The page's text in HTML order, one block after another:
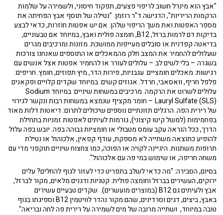
"אבץ הוא מינרל חשוב לריפוי פצעים, תפקוד חיסוני, ולשמירה על שלמות
הרקמות הריריות", הדגישה ד"ר רוזמן. "נטילה של תוסף אבץ הפחיתה את
מספר האפטות ואת משך הריפוי שלהן. אם יש אפטות חוזרות, כדאי לבצע
בדיקות דם לרמות ברזל, B12, חומצה פולית ואבץ, במיוחד אם טבעוניים,
בדיאטה קפדנית או סובלים מעייפות ממושכת. מזונות ומרכיבים מגרים
שעלולים להחמיר את המצב חלק מהמאכלים או התוספים שאנחנו צורכות
בשגרה – בלי לשים לב – עלולים לעורר או להחמיר אפטות אצל אנשים עם
רגישות: מאכלים חומציים: עגבניות, פירות הדר, מיץ תפוזים, חומץ. חריפים:
פלפל חריף, וואסאבי, חרדל. אגוזים קשים: במיוחד שקדים קלויים ופקאנים
עלולים לשרוט את הרקמה. מרכיבים במשחות שיניים: במיוחד Sodium
Lauryl Sulfate (SLS) – חומר מקציף שנמצא במשחות רבות ונקשר לגירוי
של רירית הפה. הרגלים תזונתיים נוספים שיכולים לתרום: דיאטות דלות מאוד
בפחמימות (למשל קיטו קיצוני), גורמות לעיתים לאפטות זמניות בתחילת
הדרך, ככל הנראה עקב עומס מטבולי או חומציות גבוהה בפה. יובש בפה עלול
להופיע כתוצאה משתייה לא מספקת, עודף קפאין, אלכוהול או נטילת
תרופות משתנות. היגיינה לקויה או הפוכה, כמו צחצוח שיניים תוקפני מדי עם
משחה חריפה, או שימוש במי פה עם אלכוהול".
בסיום, הסבירה: "מה כדאי לשלב בתפריט כדי לעזור לגוף להחלים? עלים
ירוקים, העשירים בברזל וחומצה פולית. קטניות ודגנים מלאים, מקור לברזל,
אבץ ולעיתים גם B12 (במוצרים מועשרים). שקדים טבעיים עשירים
באבץ, ביצים, דגים וסרדינים, שהם מקור נהדר לוויטמין B12 וספיגתו בגוף
טובה במיוחד, ושתייה מרובה של מים לשמירה על רירית פה לחה ובריאה".